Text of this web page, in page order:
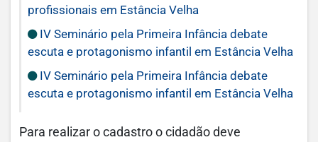
profissionais em Estância Velha
IV Seminário pela Primeira Infância debate
escuta e protagonismo infantil em Estância Velha
IV Seminário pela Primeira Infância debate
escuta e protagonismo infantil em Estância Velha
Para realizar o cadastro o cidadão deve